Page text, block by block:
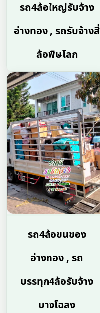
รถ4ล้อใหญ่รับจ้าง
อ่างทอง , รถรับจ้างสี่
ล้อพิษโลก
รถ4ล้อขนของ
อ่างทอง , รถ
บรรทุก4ล้อรับจ้าง
บางโฉลง